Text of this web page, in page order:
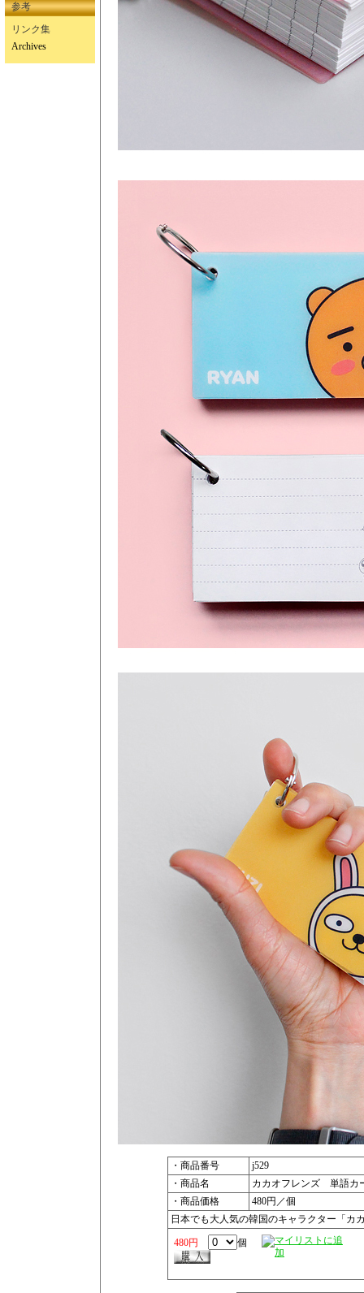
参考
リンク集
Archives
・商品番号
j529
・商品名
カカオフレンズ 単語カ
・商品価格
480円／個
日本でも大人気の韓国のキャラクター「カ
480円 個